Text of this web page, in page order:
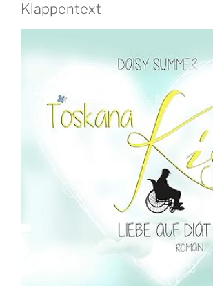
Klappentext